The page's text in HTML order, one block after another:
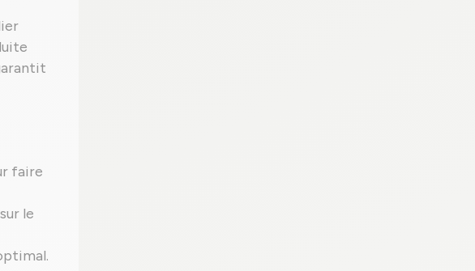
faire
le